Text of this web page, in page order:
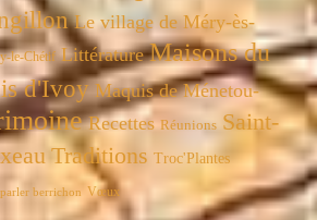
Le village de Méry-ès-
le-Chétif Littérature Maisons du
d'Ivoy Maquis de Ménetou-
Recettes Réunions Saint-
Traditions Troc'Plantes
berrichon Vœux